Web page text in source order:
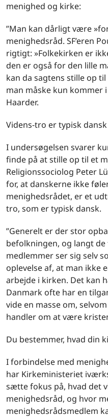
menighed og kirke:
”Man kan dårligt være
menighedsråd. SF’eren
rigtigt: »Folkekirken er
den er også for den lille
kan da sagtens stille op
man måske kun kommer
Haarder.
Videns-tro er typisk dansk
I undersøgelsen svarer
finde på at stille op til et
Religionssociolog Peter
for, at danskerne ikke
menighedsrådet, er et
tro, som er typisk dansk.
”Generelt er der stor
befolkningen, og langt
medlemmer ser sig selv
oplevelse af, at man ikke
arbejde i kirken. Det kan
Danmark ofte har en
vide en masse om,
handler om at være
Du bestemmer, hvad din
I forbindelse med
har Kirkeministeriet
sætte fokus på, hvad det
menighedsråd, og hvor
menighedsrådsmedlem